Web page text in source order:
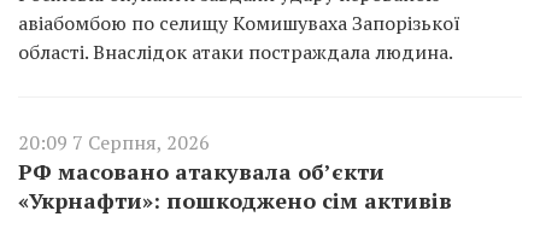
авіабомбою по селищу Комишуваха Запорізької
області. Внаслідок атаки постраждала людина.
20:09 7 Серпня, 2026
РФ масовано атакувала об’єкти
«Укрнафти»: пошкоджено сім активів